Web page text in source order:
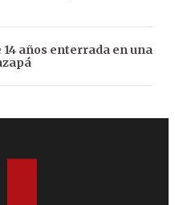
años enterrada en una